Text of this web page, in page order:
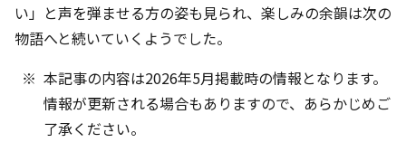
い」と声を弾ませる方の姿も見られ、楽しみの余韻は次の
物語へと続いていくようでした。
本記事の内容は2026年5月掲載時の情報となります。
情報が更新される場合もありますので、あらかじめご
了承ください。